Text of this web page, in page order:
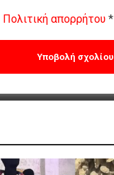
Πολιτική απορρήτου *